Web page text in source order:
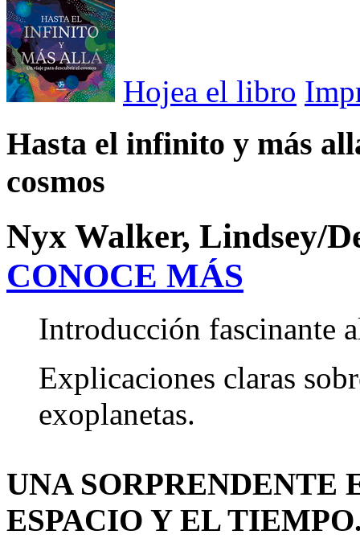
Hojea el libro
Hasta el infinito y más
cosmos
Nyx Walker, Lindsey/
CONOCE MÁS
Introducción fascinante
Explicaciones claras
exoplanetas.
UNA SORPRENDENTE
ESPACIO Y EL